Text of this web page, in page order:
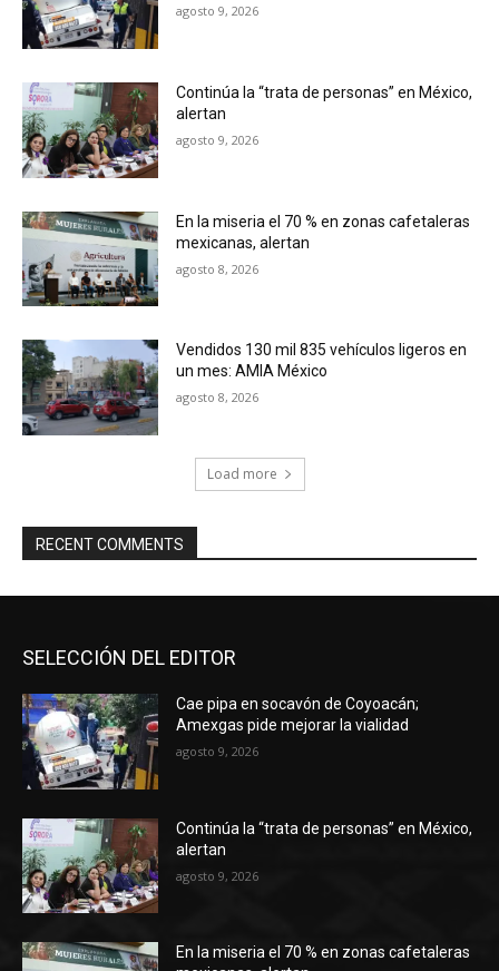
agosto 9, 2026
Continúa la “trata de personas” en México,
alertan
agosto 9, 2026
En la miseria el 70 % en zonas cafetaleras
mexicanas, alertan
agosto 8, 2026
Vendidos 130 mil 835 vehículos ligeros en
un mes: AMIA México
agosto 8, 2026
Load more
RECENT COMMENTS
SELECCIÓN DEL EDITOR
Cae pipa en socavón de Coyoacán;
Amexgas pide mejorar la vialidad
agosto 9, 2026
Continúa la “trata de personas” en México,
alertan
agosto 9, 2026
En la miseria el 70 % en zonas cafetaleras